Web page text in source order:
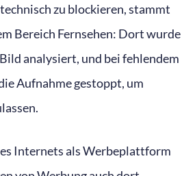
zu blockieren, stammt
Bereich Fernsehen: Dort wurde
analysiert, und bei fehlendem
Aufnahme gestoppt, um
Internets als Werbeplattform